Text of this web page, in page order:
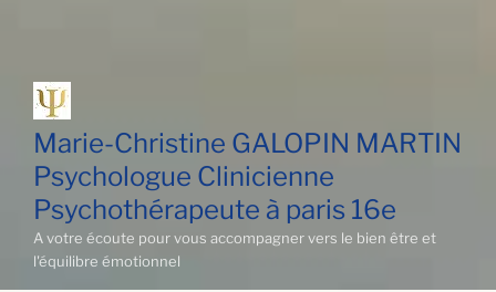
Marie-Christine GALOPIN MARTIN
Psychologue Clinicienne
Psychothérapeute à paris 16e
A votre écoute pour vous accompagner vers le bien être et
l'équilibre émotionnel